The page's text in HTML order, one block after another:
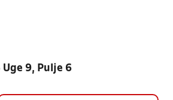
Uge 9, Pulje 6